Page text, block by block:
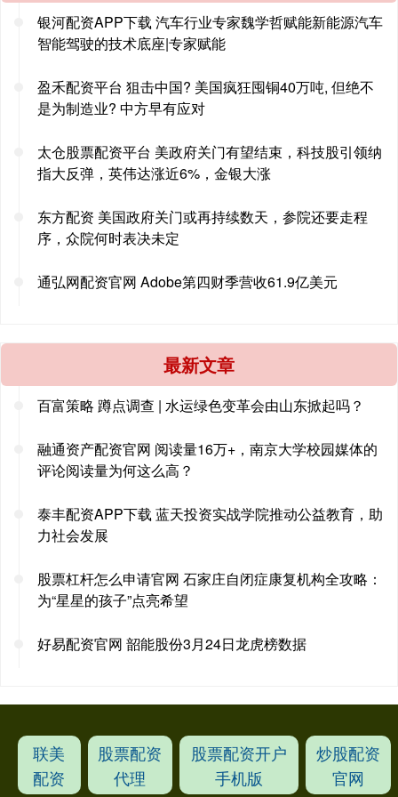
银河配资APP下载 汽车行业专家魏学哲赋能新能源汽车
智能驾驶的技术底座|专家赋能
盈禾配资平台 狙击中国? 美国疯狂囤铜40万吨, 但绝不
是为制造业? 中方早有应对
太仓股票配资平台 美政府关门有望结束，科技股引领纳
指大反弹，英伟达涨近6%，金银大涨
东方配资 美国政府关门或再持续数天，参院还要走程
序，众院何时表决未定
通弘网配资官网 Adobe第四财季营收61.9亿美元
最新文章
百富策略 蹲点调查 | 水运绿色变革会由山东掀起吗？
融通资产配资官网 阅读量16万+，南京大学校园媒体的
评论阅读量为何这么高？
泰丰配资APP下载 蓝天投资实战学院推动公益教育，助
力社会发展
股票杠杆怎么申请官网 石家庄自闭症康复机构全攻略：
为“星星的孩子”点亮希望
好易配资官网 韶能股份3月24日龙虎榜数据
联美
配资
股票配资
代理
股票配资开户
手机版
炒股配资
官网